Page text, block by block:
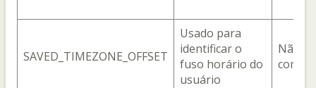
SAVED_TIMEZONE_OFFSET
Usado para
identificar o
fuso horário do
usuário
Não